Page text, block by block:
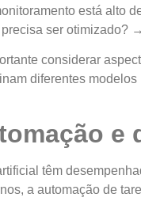
está alto
ser otimizado? →
considerar
diferentes
e
têm
a automação de